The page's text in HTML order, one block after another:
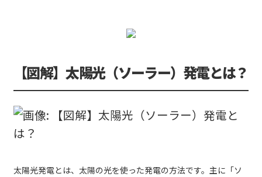
【図解】太陽光（ソーラー）発電とは？
太陽光発電とは、太陽の光を使った発電の方法です。主に「ソ